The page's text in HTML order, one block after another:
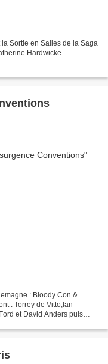
Sortie en Salles de la Saga
Hardwicke
: Bloody Con &
: Torrey de Vitto,Ian
et David Anders puis